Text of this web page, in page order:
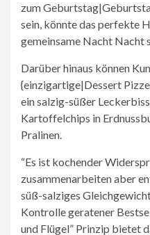
zum
sein, könnte das perfekte
gemeinsame Nacht Nacht
Darüber hinaus können
{einzigartige|Dessert
ein salzig-süßer
Kartoffelchips in
Pralinen.
“Es ist kochender
zusammenarbeiten aber
süß-salziges
Kontrolle geratener
und Flügel” Prinzip bietet